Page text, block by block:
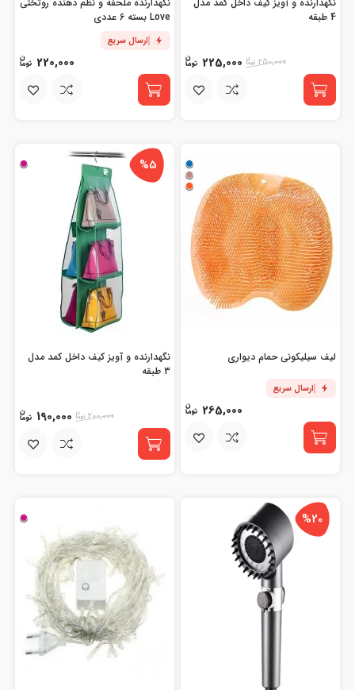
4 طبقه
250,000
225,000
Love بسته 6 عددی
ارسال سریع
220,000
لیف سیلیکونی حمام دیواری
ارسال سریع
265,000
%5
نگهدارنده و آویز کیف داخل کمد مدل
3 طبقه
200,000
190,000
%20